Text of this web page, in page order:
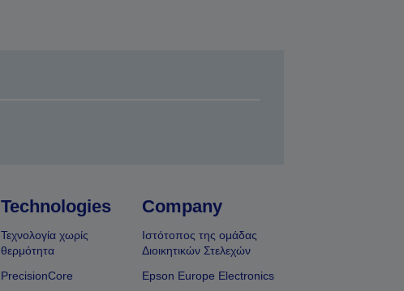
Technologies
Τεχνολογία χωρίς
θερμότητα
PrecisionCore
Company
Ιστότοπος της ομάδας
Διοικητικών Στελεχών
Epson Europe Electronics